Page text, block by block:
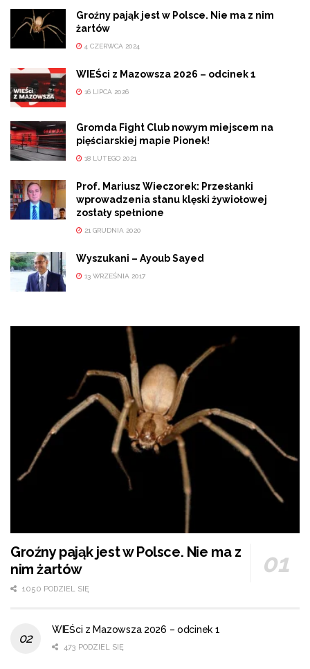
Groźny pająk jest w Polsce. Nie ma z nim
żartów
4 CZERWCA 2024
WIEŚci z Mazowsza 2026 – odcinek 1
16 LIPCA 2026
Gromda Fight Club nowym miejscem na
pięściarskiej mapie Pionek!
18 LUTEGO 2021
Prof. Mariusz Wieczorek: Przesłanki
wprowadzenia stanu klęski żywiołowej
zostały spełnione
21 GRUDNIA 2020
Wyszukani – Ayoub Sayed
13 WRZEŚNIA 2017
Groźny pająk jest w Polsce. Nie ma z
nim żartów
1050 PODZIEL SIĘ
WIEŚci z Mazowsza 2026 – odcinek 1
473 PODZIEL SIĘ